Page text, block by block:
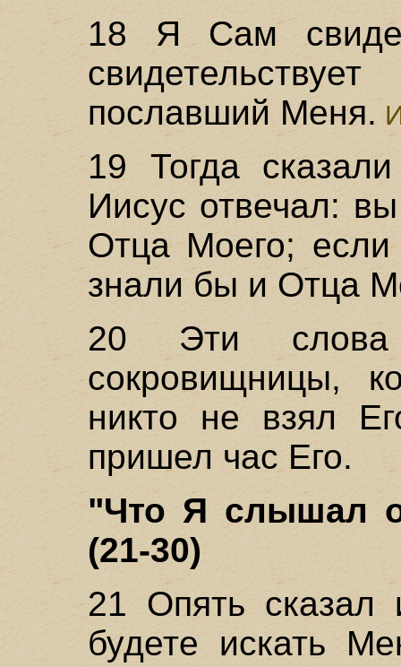
18 Я Сам
пославший Меня.
19 Тогда
Иисус отвечал:
Отца Моего;
знали бы и Отца
20 Эти
сокровищницы,
никто не взял
пришел час Его.
"Что Я слышал
(21-30)
21 Опять
будете искать